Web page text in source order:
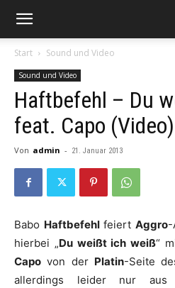
Start Sound und Video
Sound und Video
Haftbefehl – Du
feat. Capo (Video)
Von admin - 21. Januar 2013
Babo HaftbefehlfeiertAggro-
hierbei „Du weißt ich weiß“
Capo von der Platin-Seite
allerdings leider nur aus